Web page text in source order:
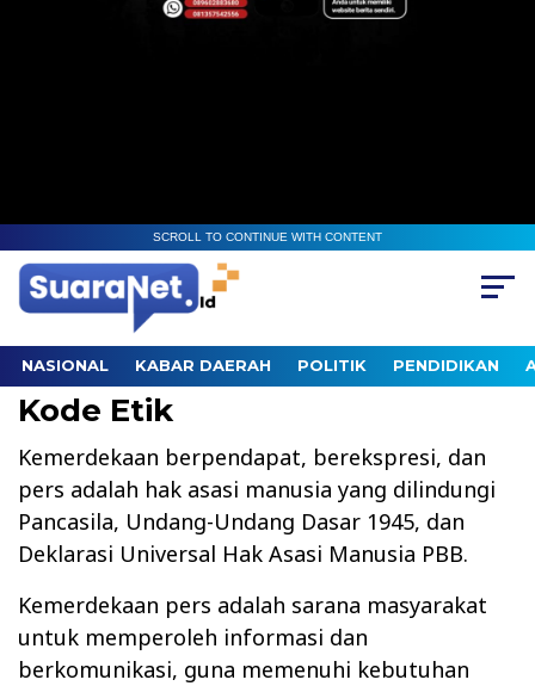
SCROLL TO CONTINUE WITH CONTENT
NASIONAL KABAR DAERAH POLITIK PENDIDIKAN
Kode Etik
Kemerdekaan berpendapat, berekspresi, dan
pers adalah hak asasi manusia yang dilindungi
Pancasila, Undang-Undang Dasar 1945, dan
Deklarasi Universal Hak Asasi Manusia PBB.
Kemerdekaan pers adalah sarana masyarakat
untuk memperoleh informasi dan
berkomunikasi, guna memenuhi kebutuhan